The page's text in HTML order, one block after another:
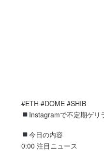
#ETH #DOME #SHIB
Instagramで不定期ゲリ
今日の内容
0:00 注目ニュース